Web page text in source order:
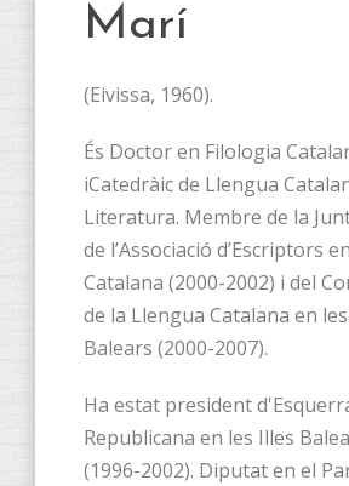
Marí
(Eivissa, 1960).
És Doctor en Filologia
iCatedràic de Llengua
Literatura. Membre de la
de l’Associació d’Escriptors
Catalana (2000-2002) i del
de la Llengua Catalana en
Balears (2000-2007).
Ha estat president
Republicana en les Illes
(1996-2002). Diputat en el